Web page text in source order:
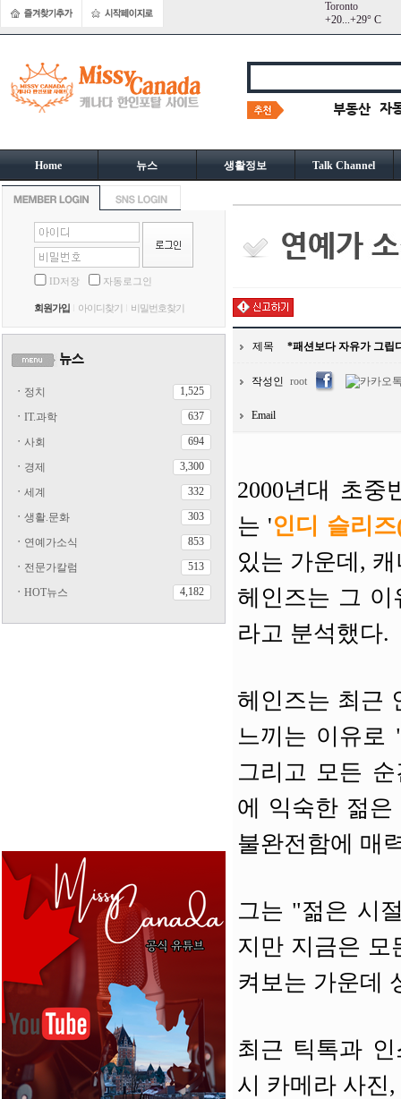
Toronto
+20...+29° C
Home 뉴스 생활정보 Talk Channel
ID저장 자동로그인
회원가입 아이디찾기 비밀번호찾기
ㆍ 정치 1,525
ㆍ IT.과학 637
ㆍ 사회 694
ㆍ 경제 3,300
ㆍ 세계 332
ㆍ 생활.문화 303
ㆍ 연예가소식 853
ㆍ 전문가칼럼 513
ㆍ HOT뉴스 4,182
제목 *패션보다 자유가 그립
작성인 root
Email
2000년대 초중
는 '인디 슬리
있는 가운데,
헤인즈는 그
라고 분석했다.
헤인즈는 최근
느끼는 이유로
그리고 모든
에 익숙한 젊
불완전함에 매
그는 "젊은 시
지만 지금은 모
켜보는 가운데
최근 틱톡과
시 카메라 사진